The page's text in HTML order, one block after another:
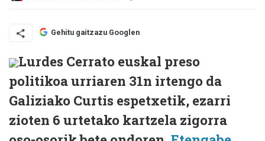
Gehitu gaitzazu Googlen
Lurdes Cerrato euskal preso
politikoa urriaren 31n irtengo da
Galiziako Curtis espetxetik, ezarri
zioten 6 urtetako kartzela zigorra